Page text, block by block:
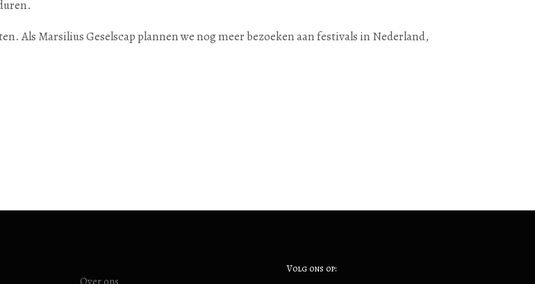
Als Marsilius Geselscap plannen we nog meer bezoeken aan festivals in Nederland,
Over ons
Volg ons op: